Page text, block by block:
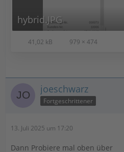
hybrid.JPG
41,02 kB 979 × 474
joeschwarz
Fortgeschrittener
13. Juli 2025 um 17:20
Dann Probiere mal oben über